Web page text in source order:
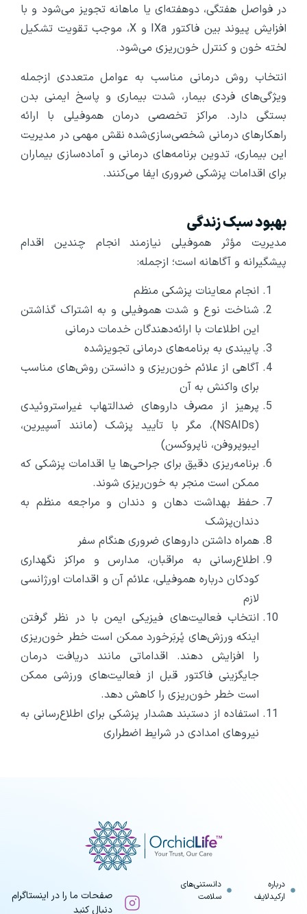
در فواصل هفتگی، دوهفته‌ای یا ماهانه تجویز می‌شود و با
افزایش پیوند بین فاکتور IXa و X، موجب تقویت تشکیل
لخته خون و کنترل خون‌ریزی می‌شود.
انتخاب روش درمانی مناسب به عوامل متعددی ازجمله
ویژگی‌های فردی بیمار، شدت بیماری و پاسخ ایمنی بدن
بستگی دارد. مراکز تخصصی درمان هموفیلی با ارائه
راهکارهای درمانی شخصی‌سازی‌شده نقش مهمی در مدیریت
این بیماری، تدوین برنامه‌های درمانی و آماده‌سازی بیماران
برای اقدامات پزشکی ضروری ایفا می‌کنند.
بهبود سبک زندگی
مدیریت مؤثر هموفیلی نیازمند انجام چندین اقدام
پیشگیرانه و آگاهانه است؛ ازجمله:
انجام معاینات پزشکی منظم
شناخت نوع و شدت هموفیلی و به اشتراک گذاشتن
این اطلاعات با ارائه‌دهندگان خدمات درمانی
پایبندی به برنامه‌های درمانی تجویزشده
آگاهی از علائم خون‌ریزی و دانستن روش‌های مناسب
برای واکنش به آن
پرهیز از مصرف داروهای ضدالتهاب غیراستروئیدی
(NSAIDs)، مگر با تأیید پزشک (مانند آسپیرین،
ایبوپروفن، ناپروکسن)
برنامه‌ریزی دقیق برای جراحی‌ها یا اقدامات پزشکی که
ممکن است منجر به خون‌ریزی شوند.
حفظ بهداشت دهان و دندان و مراجعه منظم به
دندان‌پزشک
همراه داشتن داروهای ضروری هنگام سفر
اطلاع‌رسانی به مراقبان، مدارس و مراکز نگهداری
کودکان درباره هموفیلی، علائم آن و اقدامات اورژانسی
لازم
انتخاب فعالیت‌های فیزیکی ایمن با در نظر گرفتن
اینکه ورزش‌های پُر‌بَرخورد ممکن است خطر خون‌ریزی
را افزایش دهند. اقداماتی مانند دریافت درمان
جایگزینی فاکتور قبل از فعالیت‌های ورزشی ممکن
است خطر خون‌ریزی را کاهش دهد.
استفاده از دستبند هشدار پزشکی برای اطلاع‌رسانی به
نیروهای امدادی در شرایط اضطراری
درباره
ارکیدلایف
دانستنی‌های
سلامت
صفحات ما را در اینستاگرام
دنبال کنید